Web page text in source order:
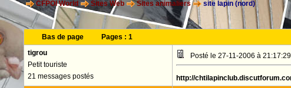
CFPOI World Sites Web Sites animaliers site lapin (nord)
Bas de page Pages : 1
tigrou
Petit touriste
21 messages postés
Posté le 27-11-2006 à
http://